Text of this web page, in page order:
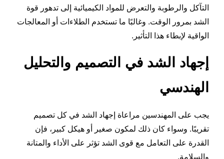
التآكل والرطوبة والتعرض للمواد الكيميائية إلى تدهور قوة
الشد بمرور الوقت. وغالبًا ما تستخدم الطلاءات أو المعالجات
الواقية لإبطاء هذا التأثير.
إجهاد الشد في التصميم والتحليل
الهندسي
يجب على المهندسين مراعاة إجهاد الشد في كل تصميم
تقريبًا. وسواء كان ذلك لمكون صغير أو هيكل كبير، فإن
القدرة على التعامل مع قوى الشد تؤثر على الأداء والمتانة
والسلامة.